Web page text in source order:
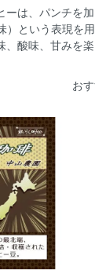
ーは、パンチを
）という表現を
、酸味、甘みを楽
お